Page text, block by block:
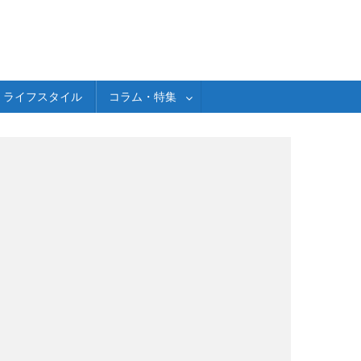
ライフスタイル コラム・特集